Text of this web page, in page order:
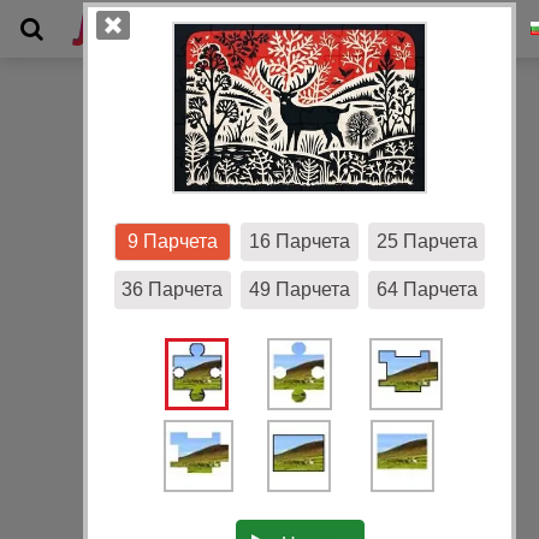
Галерия
9 Парчета 16 Парчета 25 Парчета
36 Парчета 49 Парчета 64 Парчета